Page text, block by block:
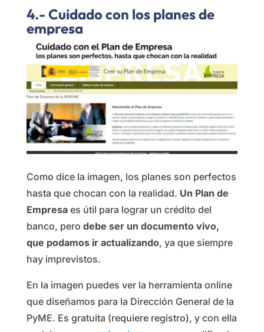
4.- Cuidado con los planes de
empresa
Como dice la imagen, los planes son perfectos
hasta que chocan con la realidad. Un Plan de
Empresaes útil para lograr un crédito del
banco, pero debe ser un documento vivo,
que podamos ir actualizando, ya que siempre
hay imprevistos.
En la imagen puedes ver la herramienta online
que diseñamos para la Dirección General de la
PyME. Es gratuita (requiere registro), y con ella